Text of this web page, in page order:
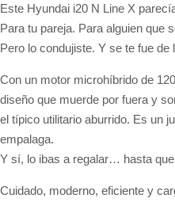
Este Hyundai i20 N Line X
Para tu pareja. Para alguien que
Pero lo condujiste. Y se te fue de
Con un motor microhíbrido de
diseño que muerde por fuera y
el típico utilitario aburrido. Es un
empalaga.
Y sí, lo ibas a regalar… hasta
Cuidado, moderno, eficiente y